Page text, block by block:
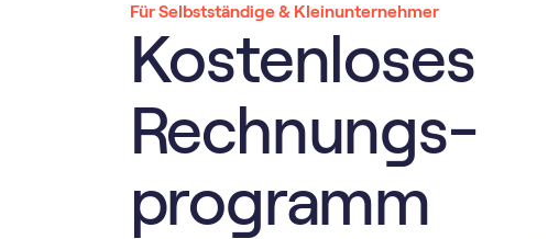
Für Selbstständige & Kleinunternehmer
Kostenloses
Rechnungs­
programm